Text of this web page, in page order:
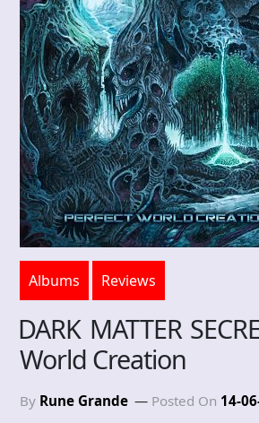
Albums Reviews
DARK MATTER
World Creation
By Rune Grande Posted On 14-